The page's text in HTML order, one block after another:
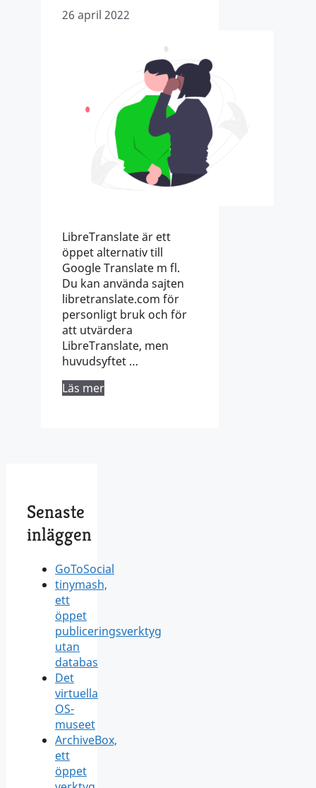
26 april 2022
LibreTranslate är ett
öppet alternativ till
Google Translate m fl.
Du kan använda sajten
libretranslate.com för
personligt bruk och för
att utvärdera
LibreTranslate, men
huvudsyftet …
Läs mer
Senaste
inläggen
GoToSocial
tinymash,
ett
öppet
publiceringsverktyg
utan
databas
Det
virtuella
OS-
museet
ArchiveBox,
ett
öppet